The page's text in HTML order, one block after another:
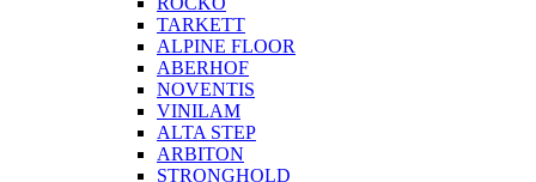
TARKETT
ALPINE FLOOR
ABERHOF
NOVENTIS
VINILAM
ALTA STEP
ARBITON
STRONGHOLD